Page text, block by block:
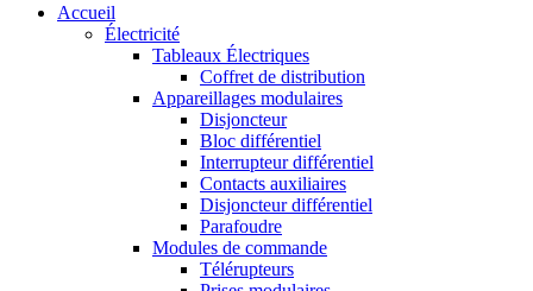
Accueil
Électricité
Tableaux Électriques
Coffret de distribution
Appareillages modulaires
Disjoncteur
Bloc différentiel
Interrupteur différentiel
Contacts auxiliaires
Disjoncteur différentiel
Parafoudre
Modules de commande
Télérupteurs